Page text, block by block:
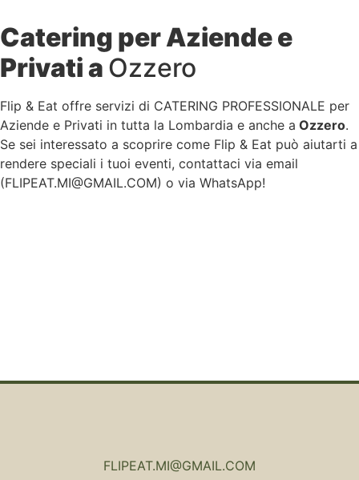
Catering per Aziende e
Privati a Ozzero
Flip & Eat offre servizi di CATERING PROFESSIONALE per
Aziende e Privati in tutta la Lombardia e anche a Ozzero.
Se sei interessato a scoprire come Flip & Eat può aiutarti a
rendere speciali i tuoi eventi, contattaci via email
(FLIPEAT.MI@GMAIL.COM) o via WhatsApp!
FLIPEAT.MI@GMAIL.COM